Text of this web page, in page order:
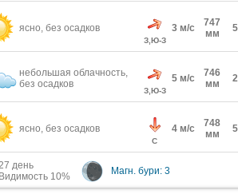
ясно, без осадков
З,Ю-З
3 м/с
747
мм
небольшая облачность,
без осадков
З,Ю-З
5 м/с
746
мм
ясно, без осадков
С
4 м/с
748
мм
день
Видимость 10%
Магн. бури: 3